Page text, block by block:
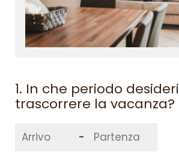
1. In che periodo desideri
trascorrere la vacanza?
-